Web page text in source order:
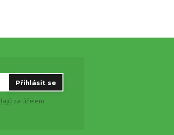
Přihlásit se
za účelem